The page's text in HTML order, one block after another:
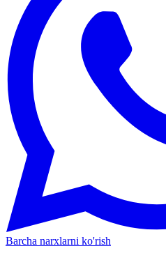
Barcha narxlarni ko'rish